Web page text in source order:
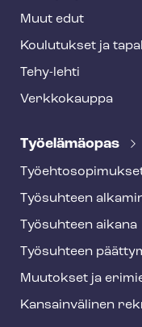
Muut edut
Koulutukset ja
Tehy-lehti
Verkkokauppa
Työelämäopas
Työsuhteen
Työsuhteen aikana
Työsuhteen
Muutokset ja
Kansainvälinen